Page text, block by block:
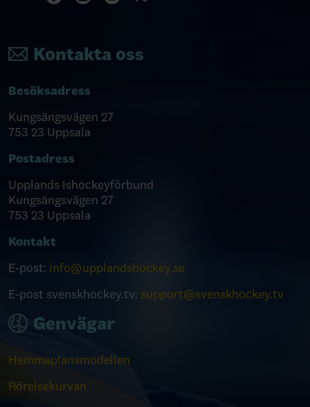
Kontakta oss
Besöksadress
Kungsängsvägen 27
753 23 Uppsala
Postadress
Upplands Ishockeyförbund
Kungsängsvägen 27
753 23 Uppsala
Kontakt
E-post: info@upplandshockey.se
E-post svenskhockey.tv: support@svenskhockey.tv
Genvägar
Hemmaplansmodellen
Rörelsekurvan